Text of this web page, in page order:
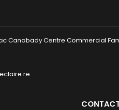
Canabady Centre Commercial